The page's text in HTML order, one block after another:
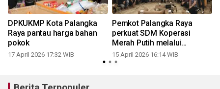
DPKUKMP Kota Palangka
Raya pantau harga bahan
pokok
17 April 2026 17:32 WIB
Pemkot Palangka Raya
perkuat SDM Koperasi
Merah Putih melalui
pelatihan
15 April 2026 16:14 WIB